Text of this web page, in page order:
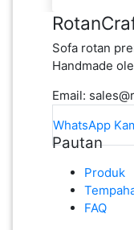
Sofa rotan
Handmade
Email:
WhatsApp
Pautan
Produk
FAQ